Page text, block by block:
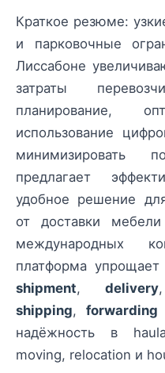
Краткое резюме:
и парковочные
Лиссабоне
затраты
планирование,
использование
минимизировать
предлагает
удобное решение
от доставки
международных
платформа
shipment,delivery
shipping, forwarding
надёжность в
moving, relocation и